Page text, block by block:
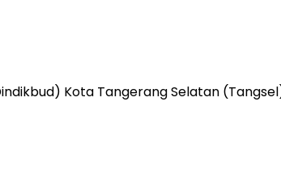
Kota Tangerang Selatan